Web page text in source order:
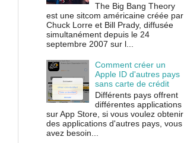
The Big Bang Theory
est une sitcom américaine créée par
Chuck Lorre et Bill Prady, diffusée
simultanément depuis le 24
septembre 2007 sur l...
Comment créer un
Apple ID d'autres pays
sans carte de crédit
Différents pays offrent
différentes applications
sur App Store, si vous voulez obtenir
des applications d'autres pays, vous
avez besoin...